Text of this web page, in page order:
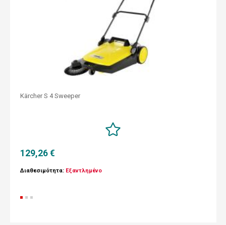
Kärcher S 4 Sweeper
129,26 €
Διαθεσιμότητα: Εξαντλημένο